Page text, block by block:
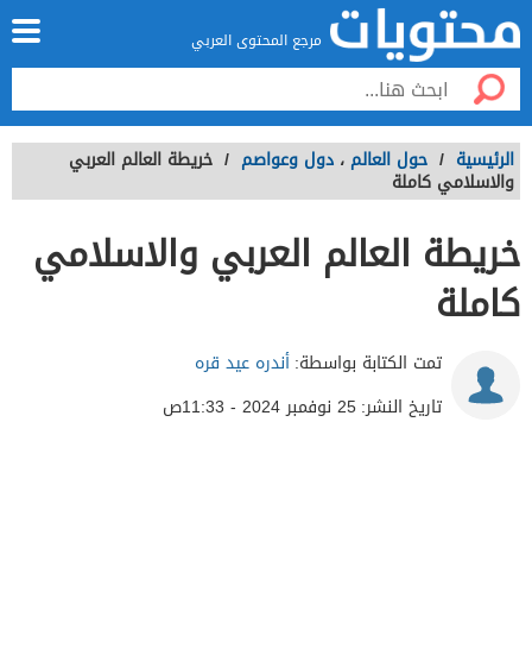
مرجع المحتوى العربي
الرئيسية / حول العالم ، دول وعواصم / خريطة العالم العربي
والاسلامي كاملة
خريطة العالم العربي والاسلامي
كاملة
تمت الكتابة بواسطة:أندره عيد قره
تاريخ النشر:25 نوفمبر 2024 - 11:33ص